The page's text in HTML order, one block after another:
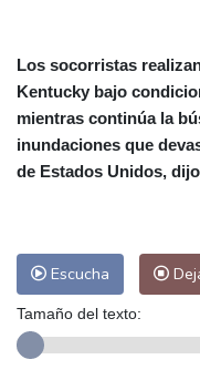
Las Palmas de
Ibiza
31 °C
Caracas
28 °C
San José
38 °C
Los socorristas
Kentucky bajo
mientras continúa la
inundaciones que
de Estados Unidos,
Escucha
Tamaño del texto: